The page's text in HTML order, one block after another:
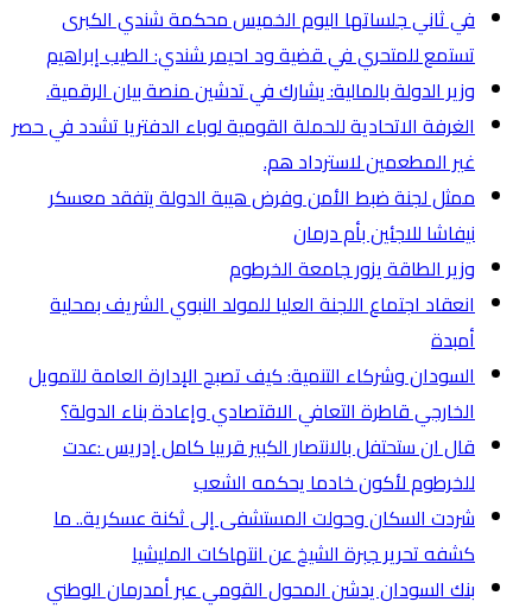
في ثاني جلساتها اليوم الخميس محكمة شندي الكبرى
تستمع للمتحري في قضية ود احيمر شندي: الطيب إبراهيم
وزير الدولة بالمالية: يشارك في تدشين منصة بيان الرقمية.
الغرفة الاتحادية للحملة القومية لوباء الدفتريا تشدد في حصر
غير المطعمين لاسترداد هم.
ممثل لجنة ضبط الأمن وفرض هيبة الدولة يتفقد معسكر
نيفاشا للاجئين بأم درمان
وزير الطاقة يزور جامعة الخرطوم
انعقاد اجتماع اللجنة العليا للمولد النبوي الشريف بمحلية
أمبدة
السودان وشركاء التنمية: كيف تصبح الإدارة العامة للتمويل
الخارجي قاطرة التعافي الاقتصادي وإعادة بناء الدولة؟
قال ان ستحتفل بالانتصار الكبير قريبا كامل إدريس :عدت
للخرطوم لأكون خادما يحكمه الشعب
شردت السكان وحولت المستشفى إلى ثكنة عسكرية.. ما
كشفه تحرير جبرة الشيخ عن انتهاكات المليشيا
بنك السودان يدشن المحول القومي عبر أمدرمان الوطني